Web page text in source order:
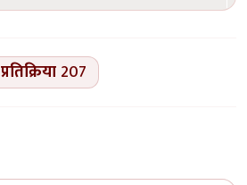
प्रतिक्रिया 207